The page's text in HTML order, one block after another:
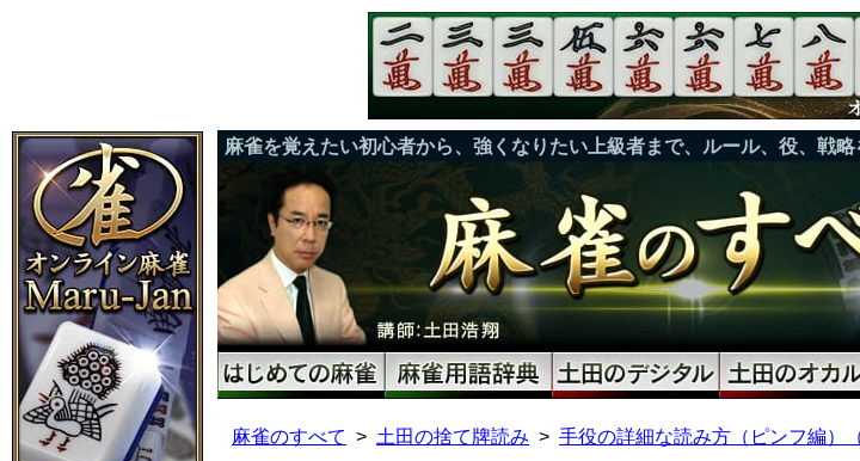
麻雀を覚えたい初心者から、強くなりたい上級者まで、ルール、役、戦
麻雀のすべて 土田の捨て牌読み 手役の詳細な読み方（ピンフ編）